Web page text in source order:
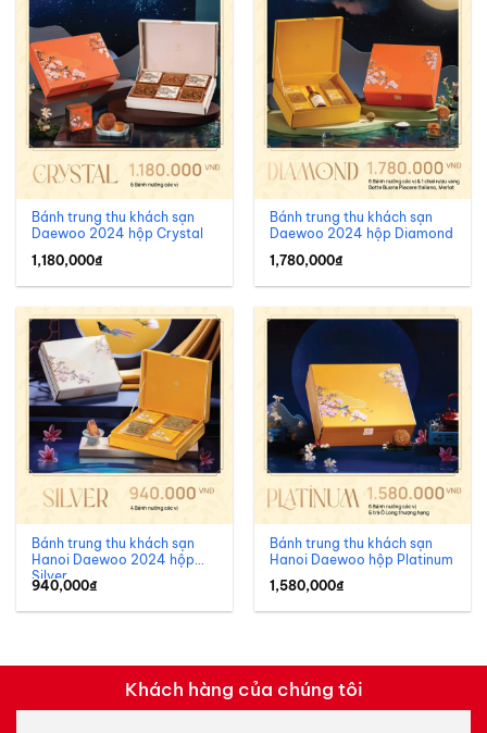
Bánh trung thu khách sạn
Daewoo 2024 hộp Crystal
1,180,000₫
Bánh trung thu khách sạn
Daewoo 2024 hộp Diamond
1,780,000₫
Bánh trung thu khách sạn
Hanoi Daewoo 2024 hộp
Silver
940,000₫
Bánh trung thu khách sạn
Hanoi Daewoo hộp Platinum
1,580,000₫
Khách hàng của chúng tôi